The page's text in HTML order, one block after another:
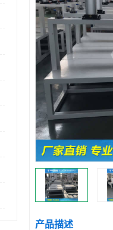
产品描述